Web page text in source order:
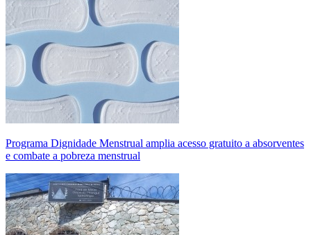
Programa Dignidade Menstrual amplia acesso gratuito a absorventes
e combate a pobreza menstrual